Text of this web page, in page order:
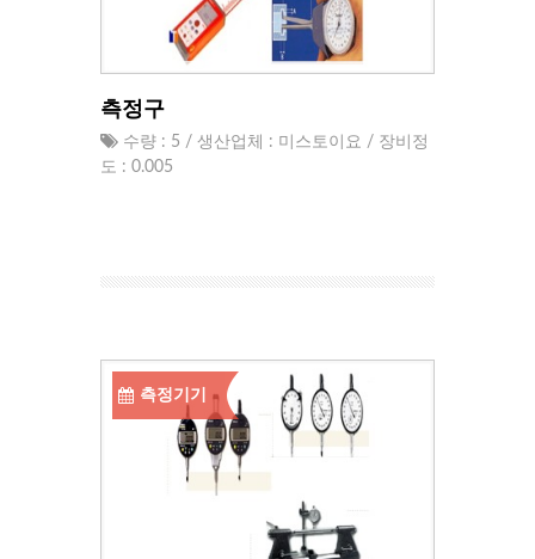
측정구
수량 : 5 / 생산업체 : 미스토이요 / 장비정
도 : 0.005
측정기기